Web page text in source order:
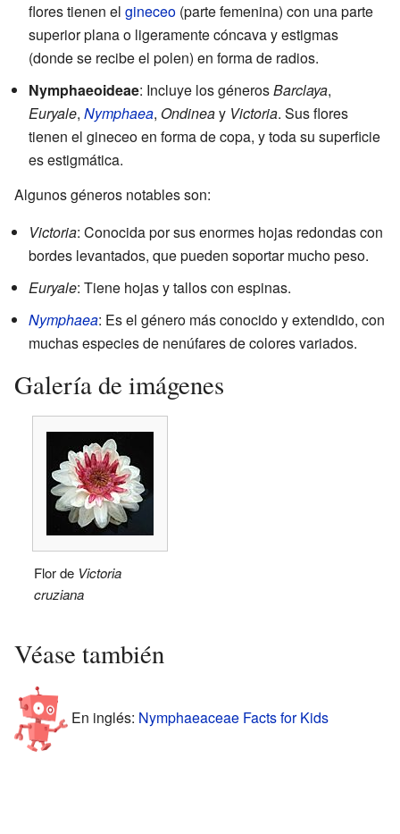
flores tienen el gineceo (parte femenina) con una parte
superior plana o ligeramente cóncava y estigmas
(donde se recibe el polen) en forma de radios.
Nymphaeoideae: Incluye los génerosBarclaya,
Euryale, Nymphaea, Ondineay Victoria. Sus flores
tienen el gineceo en forma de copa, y toda su superficie
es estigmática.
Algunos géneros notables son:
Victoria: Conocida por sus enormes hojas redondas con
bordes levantados, que pueden soportar mucho peso.
Euryale: Tiene hojas y tallos con espinas.
Nymphaea: Es el género más conocido y extendido, con
muchas especies de nenúfares de colores variados.
Galería de imágenes
Flor de Victoria
cruziana
Véase también
En inglés: Nymphaeaceae Facts for Kids